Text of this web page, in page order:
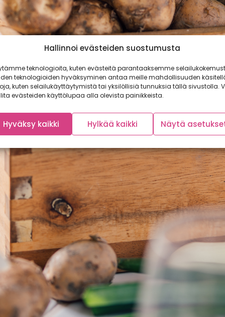
Hallinnoi evästeiden suostumusta
teknologioita, kuten evästeitä parantaaksemme
teknologioiden hyväksyminen antaa meille mahdollisuuden
kuten selailukäyttäytymistä tai yksilöllisiä tunnuksia tällä sivustolla.
evästeiden käyttölupaa alla olevista painikkeista.
Hyväksy kaikki Hylkää kaikki Näytä